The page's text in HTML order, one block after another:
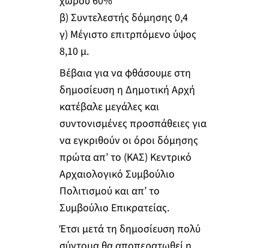
β) Συντελεστής δόμησης 0,4
γ) Μέγιστο επιτρπόμενο ύψος
8,10 μ.
Βέβαια για να φθάσουμε στη
δημοσίευση η Δημοτική Αρχή
κατέβαλε μεγάλες και
συντονισμένες προσπάθειες για
να εγκριθούν οι όροι δόμησης
πρώτα απ’ το (ΚΑΣ) Κεντρικό
Αρχαιολογικό Συμβούλιο
Πολιτισμού και απ’ το
Συμβούλιο Επικρατείας.
Έτσι μετά τη δημοσίευση πολύ